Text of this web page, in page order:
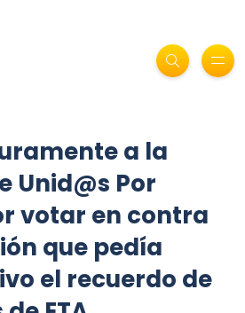
a la
Unid@s Por
votar en contra
que pedía
el recuerdo de